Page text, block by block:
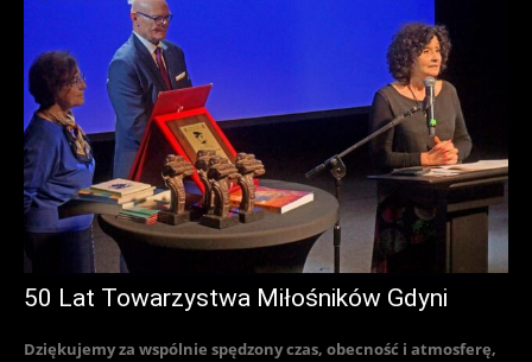
50 Lat Towarzystwa Miłośników Gdyni
Dziękujemy za wspólnie spędzony czas, obecność i atmosferę,